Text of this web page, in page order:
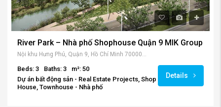
River Park – Nhà phố Shophouse Quận 9 MIK Group
Nội khu Hưng Phú, Quận 9, Hồ Chí Minh 700000, Việt Nam
Beds: 3 Baths: 3
m²: 50
Dự án bất động sản - Real Estate Projects, Shop
House, Townhouse - Nhà phố
Details